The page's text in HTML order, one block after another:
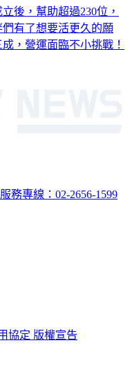
後，幫助超過230位，
有了想要活更久的願
，營運面臨不小挑戰！
務專線：02-2656-1599
協定 版權宣告